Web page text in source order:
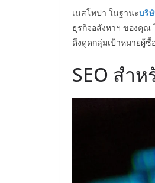
เนสโทปา ในฐานะบริ
ธุรกิจอสังหาฯ ของคุณ
ดึงดูดกลุ่มเป้าหมายผู้
SEO สำ